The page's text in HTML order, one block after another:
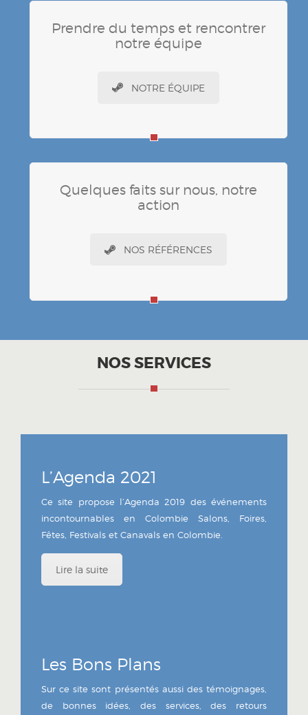
Prendre du temps et rencontrer
notre équipe
NOTRE ÉQUIPE
Quelques faits sur nous, notre
action
NOS RÉFÉRENCES
NOS SERVICES
L’Agenda 2021
Ce site propose l’Agenda 2019 des événements
incontournables en Colombie Salons, Foires,
Fêtes, Festivals et Canavals en Colombie.
Lire la suite
Les Bons Plans
Sur ce site sont présentés aussi des témoignages,
de bonnes idées, des services, des retours